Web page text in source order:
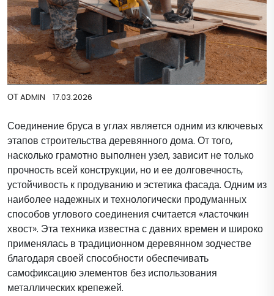
ОТADMIN 17.03.2026
Соединение бруса в углах является одним из ключевых
этапов строительства деревянного дома. От того,
насколько грамотно выполнен узел, зависит не только
прочность всей конструкции, но и ее долговечность,
устойчивость к продуванию и эстетика фасада. Одним из
наиболее надежных и технологически продуманных
способов углового соединения считается «ласточкин
хвост». Эта техника известна с давних времен и широко
применялась в традиционном деревянном зодчестве
благодаря своей способности обеспечивать
самофиксацию элементов без использования
металлических крепежей.